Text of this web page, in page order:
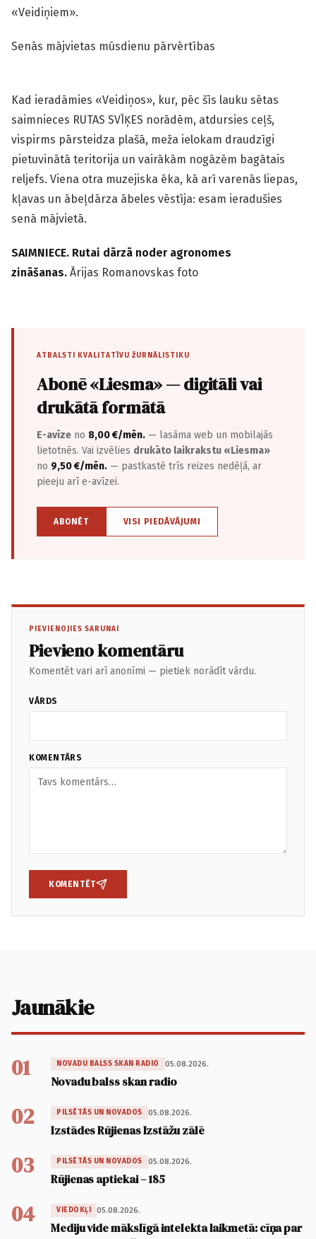
«Veidiņiem».
Senās mājvietas mūsdienu pārvērtības
Kad ieradāmies «Veidiņos», kur, pēc šīs lauku sētas
saimnieces RUTAS SVĪĶES norādēm, atdursies ceļš,
vispirms pārsteidza plašā, meža ielokam draudzīgi
pietuvinātā teritorija un vairākām nogāzēm bagātais
reljefs. Viena otra muzejiska ēka, kā arī varenās liepas,
kļavas un ābeļdārza ābeles vēstīja: esam ieradušies
senā mājvietā.
SAIMNIECE. Rutai dārzā noder agronomes
zināšanas. Ārijas Romanovskas foto
ATBALSTI KVALITATĪVU ŽURNĀLISTIKU
Abonē «Liesma» — digitāli vai
drukātā formātā
E-avīze no 8,00 €/mēn. — lasāma web un mobilajās
lietotnēs. Vai izvēlies drukāto laikrakstu «Liesma»
no 9,50 €/mēn. — pastkastē trīs reizes nedēļā, ar
pieeju arī e-avīzei.
ABONĒT VISI PIEDĀVĀJUMI
PIEVIENOJIES SARUNAI
Pievieno komentāru
Komentēt vari arī anonīmi — pietiek norādīt vārdu.
VĀRDS
KOMENTĀRS
KOMENTĒT
Jaunākie
01 NOVADU BALSS SKAN RADIO 05.08.2026.
Novadu balss skan radio
02 PILSĒTĀS UN NOVADOS 05.08.2026.
Izstādes Rūjienas Izstāžu zālē
03 PILSĒTĀS UN NOVADOS 05.08.2026.
Rūjienas aptiekai – 185
04 VIEDOKĻI 05.08.2026.
Mediju vide mākslīgā intelekta laikmetā: cīņa par